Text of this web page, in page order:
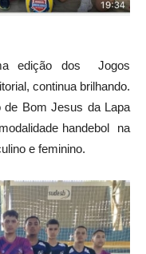
edição dos Jogos
continua brilhando.
de Bom Jesus da Lapa
handebol na
e feminino.